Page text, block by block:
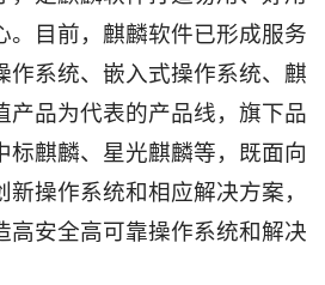
。目前，麒麟软件已形成服务
作系统、嵌入式操作系统、麒
产品为代表的产品线，旗下品
标麒麟、星光麒麟等，既面向
操作系统和相应解决方案，
高安全高可靠操作系统和解决